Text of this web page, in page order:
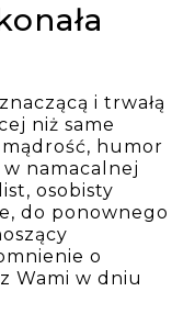
i trwałą
niż same
humor
w namacalnej
osobisty
do ponownego
o
Wami w dniu